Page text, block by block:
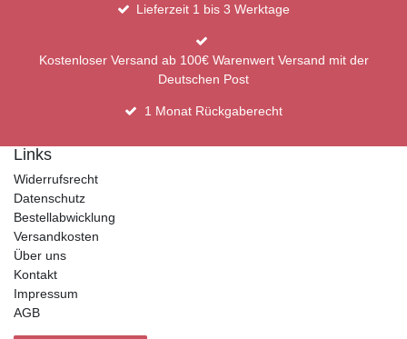
Lieferzeit 1 bis 3 Werktage
Kostenloser Versand ab 100€ Warenwert Versand mit der
Deutschen Post
1 Monat Rückgaberecht
Links
Widerrufsrecht
Datenschutz
Bestellabwicklung
Versandkosten
Über uns
Kontakt
Impressum
AGB